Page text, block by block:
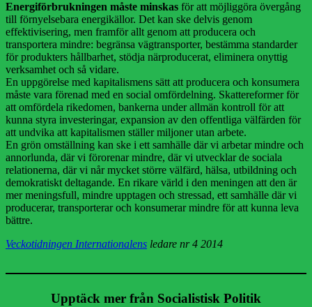
Energiförbrukningen måste minskas för att möjliggöra övergång
till förnyelsebara energikällor. Det kan ske delvis genom
effektivisering, men framför allt genom att producera och
transportera mindre: begränsa vägtransporter, bestämma standarder
för produkters hållbarhet, stödja närproducerat, eliminera onyttig
verksamhet och så vidare.
En uppgörelse med kapitalismens sätt att producera och konsumera
måste vara förenad med en social omfördelning. Skattereformer för
att omfördela rikedomen, bankerna under allmän kontroll för att
kunna styra investeringar, expansion av den offentliga välfärden för
att undvika att kapitalismen ställer miljoner utan arbete.
En grön omställning kan ske i ett samhälle där vi arbetar mindre och
annorlunda, där vi förorenar mindre, där vi utvecklar de sociala
relationerna, där vi når mycket större välfärd, hälsa, utbildning och
demokratiskt deltagande. En rikare värld i den meningen att den är
mer meningsfull, mindre upptagen och stressad, ett samhälle där vi
producerar, transporterar och konsumerar mindre för att kunna leva
bättre.
Veckotidningen Internationalens ledare nr 4 2014
Upptäck mer från Socialistisk Politik